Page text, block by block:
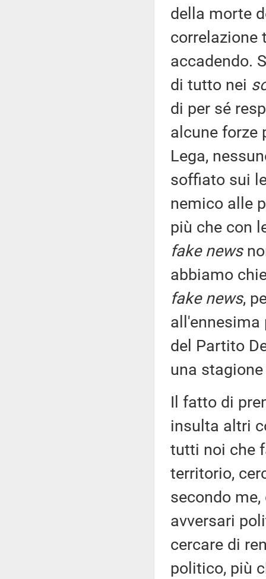
della morte
correlazione
accadendo.
di tutto nei
di per sé
alcune forze
Lega,
soffiato sui
nemico alle
più che con
fake news
abbiamo
fake news,
all'ennesima
del Partito
una
Il fatto di
insulta altri
tutti noi che
territorio,
secondo
avversari
cercare di
politico, più